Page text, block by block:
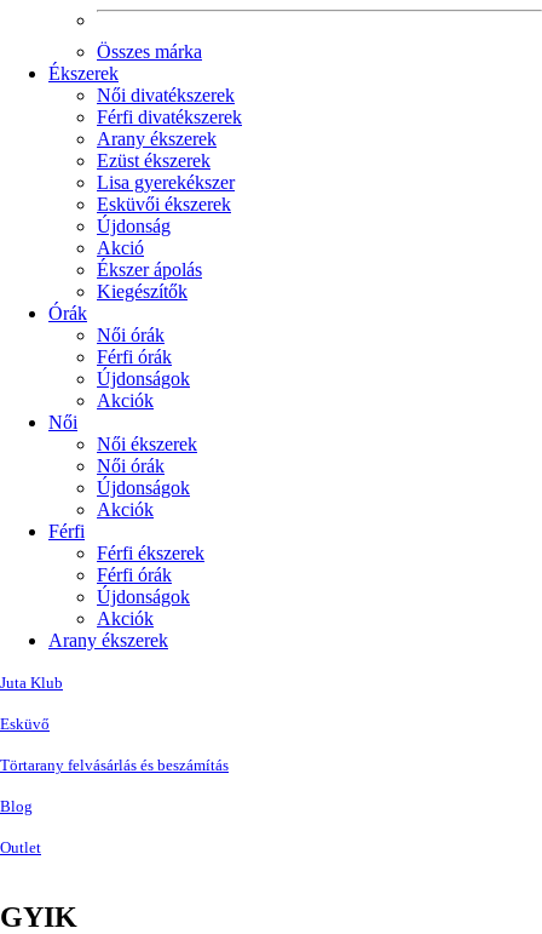
Összes márka
Ékszerek
Női divatékszerek
Férfi divatékszerek
Arany ékszerek
Ezüst ékszerek
Lisa gyerekékszer
Esküvői ékszerek
Újdonság
Akció
Ékszer ápolás
Kiegészítők
Órák
Női órák
Férfi órák
Újdonságok
Akciók
Női
Női ékszerek
Női órák
Újdonságok
Akciók
Férfi
Férfi ékszerek
Férfi órák
Újdonságok
Akciók
Arany ékszerek
Juta Klub
Esküvő
Törtarany felvásárlás és beszámítás
Blog
Outlet
GYIK